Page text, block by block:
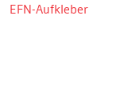
EFN-Aufkleber